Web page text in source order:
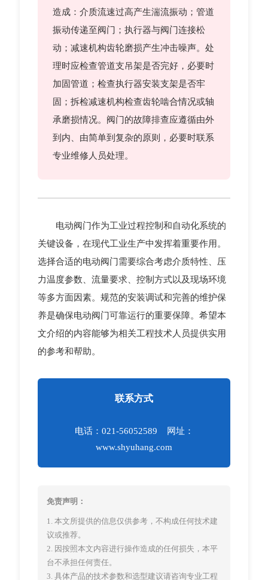
造成：介质流速过高产生湍流振动；管道
振动传递至阀门；执行器与阀门连接松
动；减速机构齿轮磨损产生冲击噪声。处
理时应检查管道支吊架是否完好，必要时
加固管道；检查执行器安装支架是否牢
固；拆检减速机构检查齿轮啮合情况或轴
承磨损情况。阀门的故障排查应遵循由外
到内、由简单到复杂的原则，必要时联系
专业维修人员处理。
电动阀门作为工业过程控制和自动化系统的
关键设备，在现代工业生产中发挥着重要作用。
选择合适的电动阀门需要综合考虑介质特性、压
力温度参数、流量要求、控制方式以及现场环境
等多方面因素。规范的安装调试和完善的维护保
养是确保电动阀门可靠运行的重要保障。希望本
文介绍的内容能够为相关工程技术人员提供实用
的参考和帮助。
联系方式
电话：021-56052589 网址：
www.shyuhang.com
免责声明：
1. 本文所提供的信息仅供参考，不构成任何技术建
议或推荐。
2. 因按照本文内容进行操作造成的任何损失，本平
台不承担任何责任。
3. 具体产品的技术参数和选型建议请咨询专业工程